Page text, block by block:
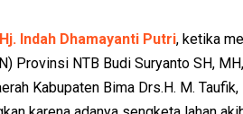
Indah Dhamayanti Putri, ketika
Provinsi NTB Budi Suryanto SH,
Kabupaten Bima Drs.H. M.